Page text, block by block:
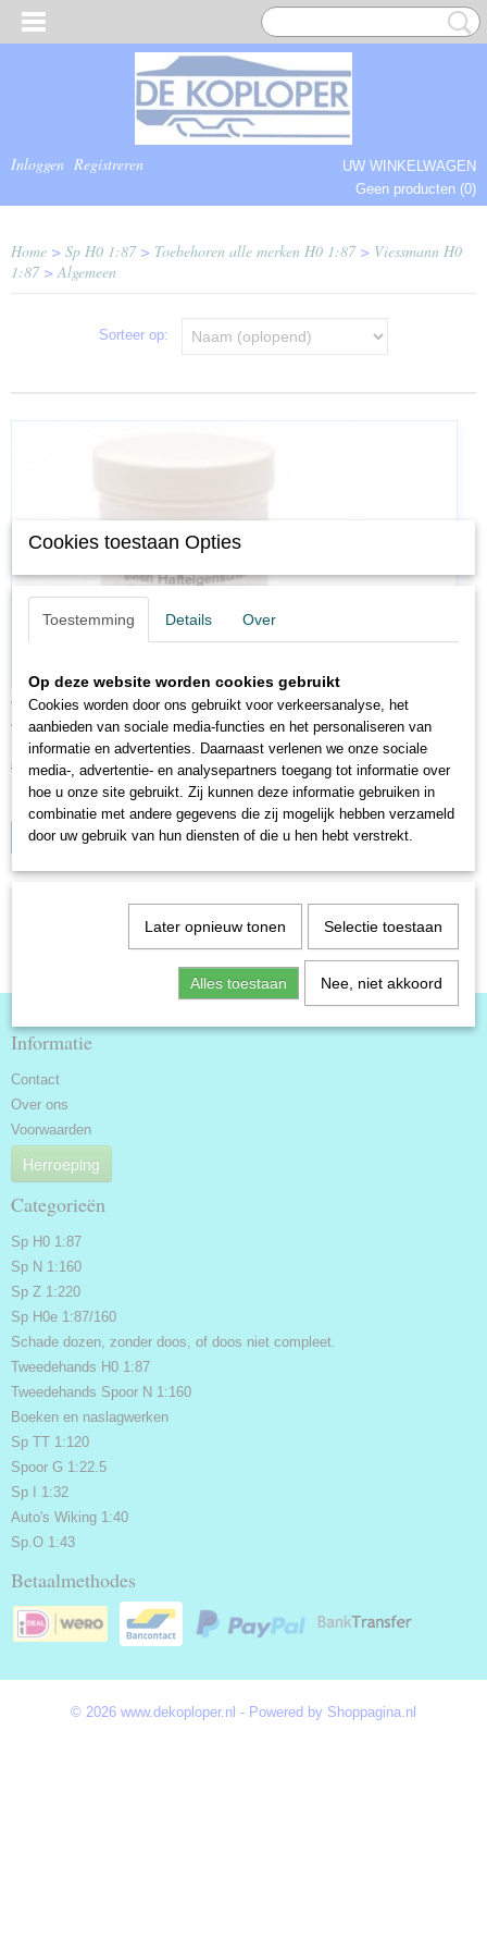
Inloggen Registreren
UW WINKELWAGEN
Geen producten (0)
Home > Sp H0 1:87> Toebehoren alle merken H0 1:87> Viessmann H0
1:87>Algemeen
Sorteer op:
VI6857
Viessmann 6857 Precisievet Hoogwaardig smeermiddel met…
€ 12,95 € 10,36
Op voorraad
IN WINKELWAGEN
Informatie
Contact
Over ons
Voorwaarden
Herroeping
Categorieën
Sp H0 1:87
Sp N 1:160
Sp Z 1:220
Sp H0e 1:87/160
Schade dozen, zonder doos, of doos niet compleet.
Tweedehands H0 1:87
Tweedehands Spoor N 1:160
Boeken en naslagwerken
Sp TT 1:120
Spoor G 1:22.5
Sp I 1:32
Auto's Wiking 1:40
Sp.O 1:43
Betaalmethodes
© 2026 www.dekoploper.nl - Powered by Shoppagina.nl
Cookies toestaan Opties
Toestemming Details Over
Op deze website worden cookies gebruikt
Cookies worden door ons gebruikt voor verkeersanalyse, het
aanbieden van sociale media-functies en het personaliseren van
informatie en advertenties. Daarnaast verlenen we onze sociale
media-, advertentie- en analysepartners toegang tot informatie over
hoe u onze site gebruikt. Zij kunnen deze informatie gebruiken in
combinatie met andere gegevens die zij mogelijk hebben verzameld
door uw gebruik van hun diensten of die u hen hebt verstrekt.
Later opnieuw tonen Selectie toestaan
Alles toestaan Nee, niet akkoord